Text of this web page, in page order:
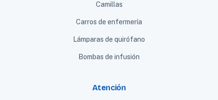
Camillas
Carros de enfermería
Lámparas de quirófano
Bombas de infusión
Atención